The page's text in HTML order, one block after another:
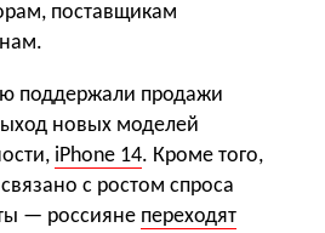
поставщикам
поддержали продажи
новых моделей
iPhone 14. Кроме того,
с ростом спроса
— россияне переходят